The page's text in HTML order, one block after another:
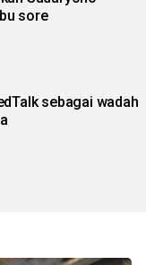
sore
sebagai wadah